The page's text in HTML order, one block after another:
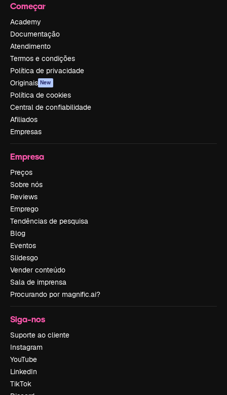
Começar
Academy
Documentação
Atendimento
Termos e condições
Política de privacidade
Originais New
Política de cookies
Central de confiabilidade
Afiliados
Empresas
Empresa
Preços
Sobre nós
Reviews
Emprego
Tendências de pesquisa
Blog
Eventos
Slidesgo
Vender conteúdo
Sala de imprensa
Procurando por magnific.ai?
Siga-nos
Suporte ao cliente
Instagram
YouTube
LinkedIn
TikTok